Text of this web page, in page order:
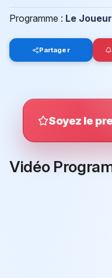
Programme : Le Joueur
Partager
Soyez le
Vidéo